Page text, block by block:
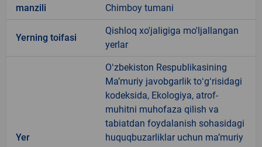
manzili
Chimboy tumani
Yerning toifasi
Qishloq xo'jaligiga mo'ljallangan
yerlar
Yer
Oʻzbekiston Respublikasining
Maʼmuriy javobgarlik toʻgʻrisidagi
kodeksida, Ekologiya, atrof-
muhitni muhofaza qilish va
tabiatdan foydalanish sohasidagi
huquqbuzarliklar uchun maʼmuriy